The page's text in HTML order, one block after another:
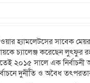
হ্যামলেটসের সাবেক মেয়র
চ্যালেঞ্জ করেছেন লুৎফুর
২০১৫ সালে এক নির্বাচনী
দুর্নীতি ও অবৈধ